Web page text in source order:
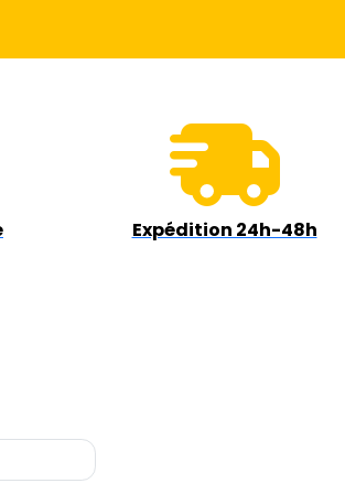
Expédition 24h-48h